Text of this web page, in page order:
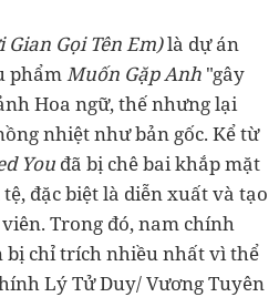
Gian Gọi Tên Em)là dự án
phẩmMuốn Gặp Anh "gây
Hoa ngữ, thế nhưng lại
nhiệt như bản gốc. Kể từ
You đã bị chê bai khắp mặt
đặc biệt là diễn xuất và tạo
Trong đó, nam chính
bị chỉ trích nhiều nhất vì thể
Lý Tử Duy/ Vương Tuyên